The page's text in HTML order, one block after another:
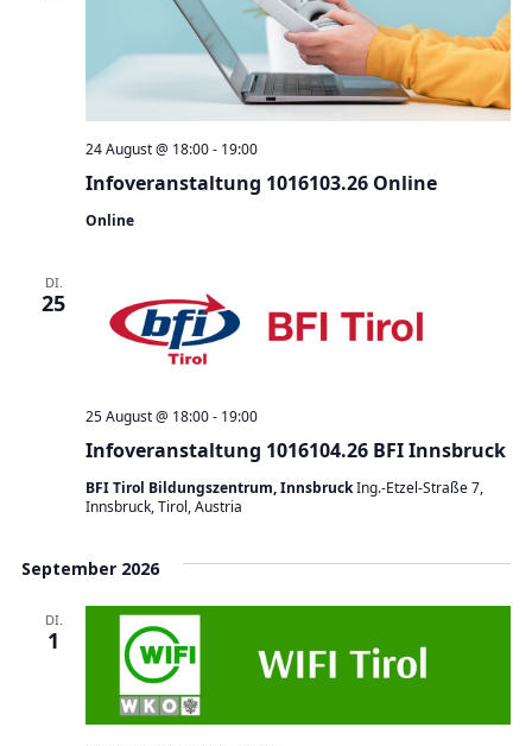
Infoveranstaltung 1016103.26 Online
24 August @ 18:00- 19:00
Online
DI.
25
Infoveranstaltung 1016104.26 BFI Innsbruck
25 August @ 18:00- 19:00
BFI Tirol Bildungszentrum, InnsbruckIng.-Etzel-Straße 7,
Innsbruck, Tirol, Austria
September 2026
DI.
1